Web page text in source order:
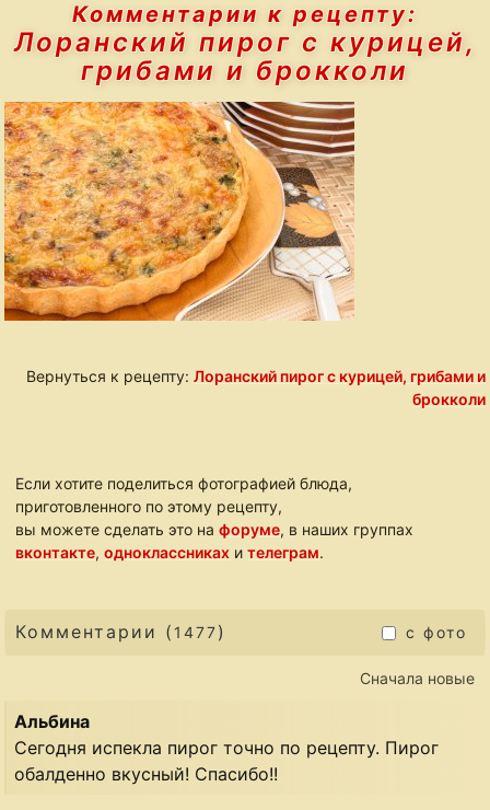
Комментарии к рецепту:
Лоранский пирог с курицей,
грибами и брокколи
Вернуться к рецепту: Лоранский пирог с курицей, грибами и
брокколи
Если хотите поделиться фотографией блюда,
приготовленного по этому рецепту,
вы можете сделать это нафоруме, в наших группах
вконтакте,одноклассниках ителеграм.
Комментарии ( 1477) с фото
Сначала новые
Альбина
Сегодня испекла пирог точно по рецепту. Пирог
обалденно вкусный! Спасибо!!